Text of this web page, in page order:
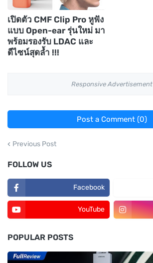
เปิดตัว CMF Clip Pro หูฟัง
แบบ Open-ear รุ่นใหม่ มา
พร้อมรองรับ LDAC และ
ดีไซน์สุดล้ำ !!!
Responsive Advertisement
Post a Comment (0)
Previous Post
FOLLOW US
Facebook
YouTube
POPULAR POSTS